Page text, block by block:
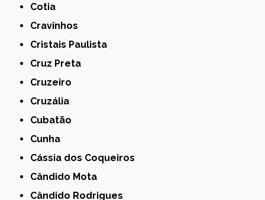
Cotia
Cravinhos
Cristais Paulista
Cruz Preta
Cruzeiro
Cruzália
Cubatão
Cunha
Cássia dos Coqueiros
Cândido Mota
Cândido Rodrigues